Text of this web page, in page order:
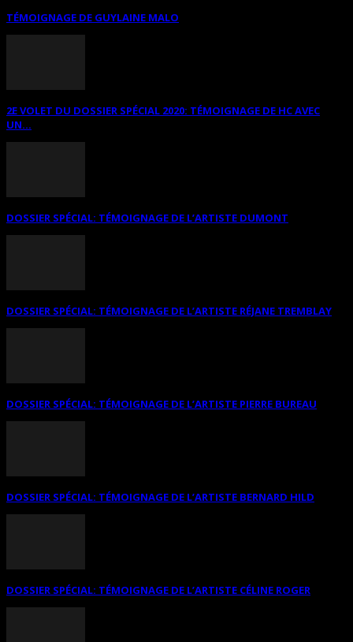
TÉMOIGNAGE DE GUYLAINE MALO
2E VOLET DU DOSSIER SPÉCIAL 2020: TÉMOIGNAGE DE HC AVEC
UN...
DOSSIER SPÉCIAL: TÉMOIGNAGE DE L’ARTISTE DUMONT
DOSSIER SPÉCIAL: TÉMOIGNAGE DE L’ARTISTE RÉJANE TREMBLAY
DOSSIER SPÉCIAL: TÉMOIGNAGE DE L’ARTISTE PIERRE BUREAU
DOSSIER SPÉCIAL: TÉMOIGNAGE DE L’ARTISTE BERNARD HILD
DOSSIER SPÉCIAL: TÉMOIGNAGE DE L’ARTISTE CÉLINE ROGER